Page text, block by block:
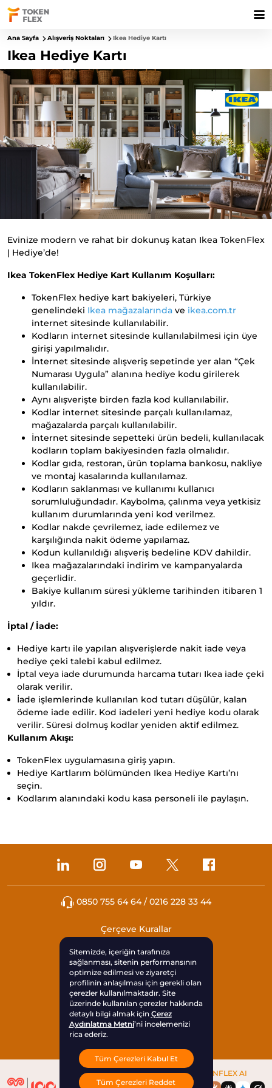
Ana Sayfa Alışveriş Noktaları Ikea Hediye Kartı
Ikea Hediye Kartı
Evinize modern ve rahat bir dokunuş katan Ikea TokenFlex
| Hediye’de!
Ikea TokenFlex Hediye Kart Kullanım Koşulları:
TokenFlex hediye kart bakiyeleri, Türkiye
genelindeki Ikea mağazalarında ve ikea.com.tr
internet sitesinde kullanılabilir.
Kodların internet sitesinde kullanılabilmesi için üye
girişi yapılmalıdır.
İnternet sitesinde alışveriş sepetinde yer alan “Çek
Numarası Uygula” alanına hediye kodu girilerek
kullanılabilir.
Aynı alışverişte birden fazla kod kullanılabilir.
Kodlar internet sitesinde parçalı kullanılamaz,
mağazalarda parçalı kullanılabilir.
İnternet sitesinde sepetteki ürün bedeli, kullanılacak
kodların toplam bakiyesinden fazla olmalıdır.
Kodlar gıda, restoran, ürün toplama bankosu, nakliye
ve montaj kasalarında kullanılamaz.
Kodların saklanması ve kullanımı kullanıcı
sorumluluğundadır. Kaybolma, çalınma veya yetkisiz
kullanım durumlarında yeni kod verilmez.
Kodlar nakde çevrilemez, iade edilemez ve
karşılığında nakit ödeme yapılamaz.
Kodun kullanıldığı alışveriş bedeline KDV dahildir.
Ikea mağazalarındaki indirim ve kampanyalarda
geçerlidir.
Bakiye kullanım süresi yükleme tarihinden itibaren 1
yıldır.
İptal / İade:
Hediye kartı ile yapılan alışverişlerde nakit iade veya
hediye çeki talebi kabul edilmez.
İptal veya iade durumunda harcama tutarı Ikea iade çeki
olarak verilir.
İade işlemlerinde kullanılan kod tutarı düşülür, kalan
ödeme iade edilir. Kod iadeleri yeni hediye kodu olarak
verilir. Süresi dolmuş kodlar yeniden aktif edilmez.
Kullanım Akışı:
TokenFlex uygulamasına giriş yapın.
Hediye Kartlarım bölümünden Ikea Hediye Kartı’nı
seçin.
Kodlarım alanındaki kodu kasa personeli ile paylaşın.
TOKENFLEX AI
0850 755 64 64 / 0216 228 33 44
Çerçeve Kurallar
KVKK
Çerezleri Yönet
Yasal Uyarı
Sıkça Sorulan Sorular
Sitemizde, içeriğin tarafınıza
sağlanması, sitenin performansının
optimize edilmesi ve ziyaretçi
profilinin anlaşılması için gerekli olan
çerezler kullanılmaktadır. Site
üzerinde kullanılan çerezler hakkında
detaylı bilgi almak için Çerez
Aydınlatma Metni’ni incelemenizi
rica ederiz.
Tüm Çerezleri Kabul Et
Tüm Çerezleri Reddet